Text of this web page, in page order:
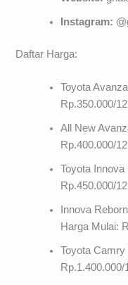
Instagram:
Daftar Harga:
Toyota
Rp.350.000/
All New
Rp.400.000/
Toyota Innova
Rp.450.000/
Innova
Harga Mulai:
Toyota Camry
Rp.1.400.000/